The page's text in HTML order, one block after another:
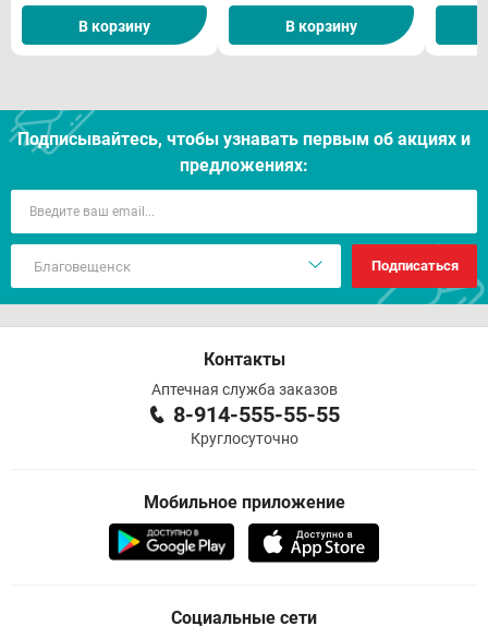
В корзину В корзину
Подписывайтесь, чтобы узнавать первым об акцияx и
предложениях:
Подписаться
Контакты
Аптечная служба заказов
8-914-555-55-55
Круглосуточно
Мобильное приложение
Социальные сети